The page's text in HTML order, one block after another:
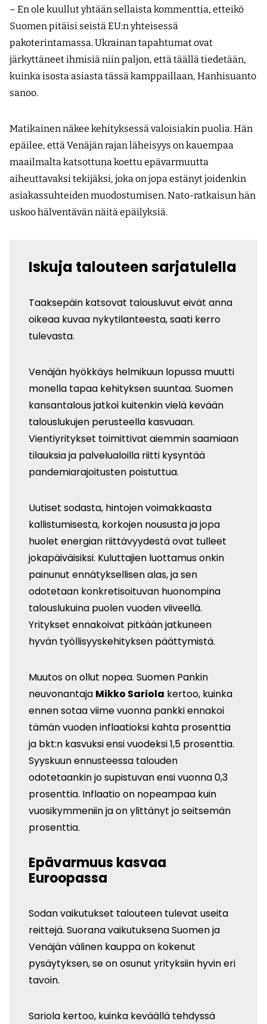
– En ole kuullut yhtään sellaista kommenttia, etteikö
Suomen pitäisi seistä EU:n yhteisessä
pakoterintamassa. Ukrainan tapahtumat ovat
järkyttäneet ihmisiä niin paljon, että täällä tiedetään,
kuinka isosta asiasta tässä kamppaillaan, Hanhisuanto
sanoo.
Matikainen näkee kehityksessä valoisiakin puolia. Hän
epäilee, että Venäjän rajan läheisyys on kauempaa
maailmalta katsottuna koettu epävarmuutta
aiheuttavaksi tekijäksi, joka on jopa estänyt joidenkin
asiakassuhteiden muodostumisen. Nato-ratkaisun hän
uskoo hälventävän näitä epäilyksiä.
Iskuja talouteen sarjatulella
Taaksepäin katsovat talousluvut eivät anna
oikeaa kuvaa nykytilanteesta, saati kerro
tulevasta.
Venäjän hyökkäys helmikuun lopussa muutti
monella tapaa kehityksen suuntaa. Suomen
kansantalous jatkoi kuitenkin vielä kevään
talouslukujen perusteella kasvuaan.
Vientiyritykset toimittivat aiemmin saamiaan
tilauksia ja palvelualoilla riitti kysyntää
pandemiarajoitusten poistuttua.
Uutiset sodasta, hintojen voimakkaasta
kallistumisesta, korkojen noususta ja jopa
huolet energian riittävyydestä ovat tulleet
jokapäiväisiksi. Kuluttajien luottamus onkin
painunut ennätyksellisen alas, ja sen
odotetaan konkretisoituvan huonompina
talouslukuina puolen vuoden viiveellä.
Yritykset ennakoivat pitkään jatkuneen
hyvän työllisyyskehityksen päättymistä.
Muutos on ollut nopea. Suomen Pankin
neuvonantaja Mikko Sariola kertoo, kuinka
ennen sotaa viime vuonna pankki ennakoi
tämän vuoden inflaatioksi kahta prosenttia
ja bkt:n kasvuksi ensi vuodeksi 1,5 prosenttia.
Syyskuun ennusteessa talouden
odotetaankin jo supistuvan ensi vuonna 0,3
prosenttia. Inflaatio on nopeampaa kuin
vuosikymmeniin ja on ylittänyt jo seitsemän
prosenttia.
Epävarmuus kasvaa
Euroopassa
Sodan vaikutukset talouteen tulevat useita
reittejä. Suorana vaikutuksena Suomen ja
Venäjän välinen kauppa on kokenut
pysäytyksen, se on osunut yrityksiin hyvin eri
tavoin.
Sariola kertoo, kuinka keväällä tehdyssä